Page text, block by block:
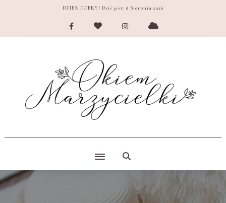
DZIEŃ DOBRY! Dziś jest: 8 Sierpnia 2026